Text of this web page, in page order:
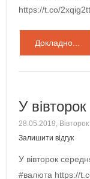
https://t.co/
Докладно...
У
28.05.2019,
Залишити відгук
У вівторок
#валюта https://